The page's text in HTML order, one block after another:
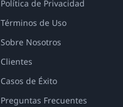
Política de Privacidad
Términos de Uso
Sobre Nosotros
Clientes
Casos de Éxito
Preguntas Frecuentes